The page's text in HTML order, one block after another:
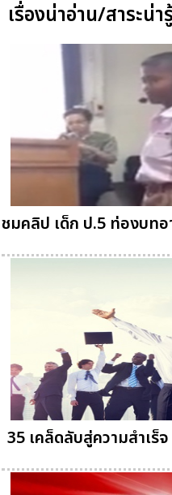
เรื่องน่าอ่าน/สาระน่า
ชมคลิป เด็ก ป.5 ท่องบทอ
35 เคล็ดลับสู่ความสำเร็